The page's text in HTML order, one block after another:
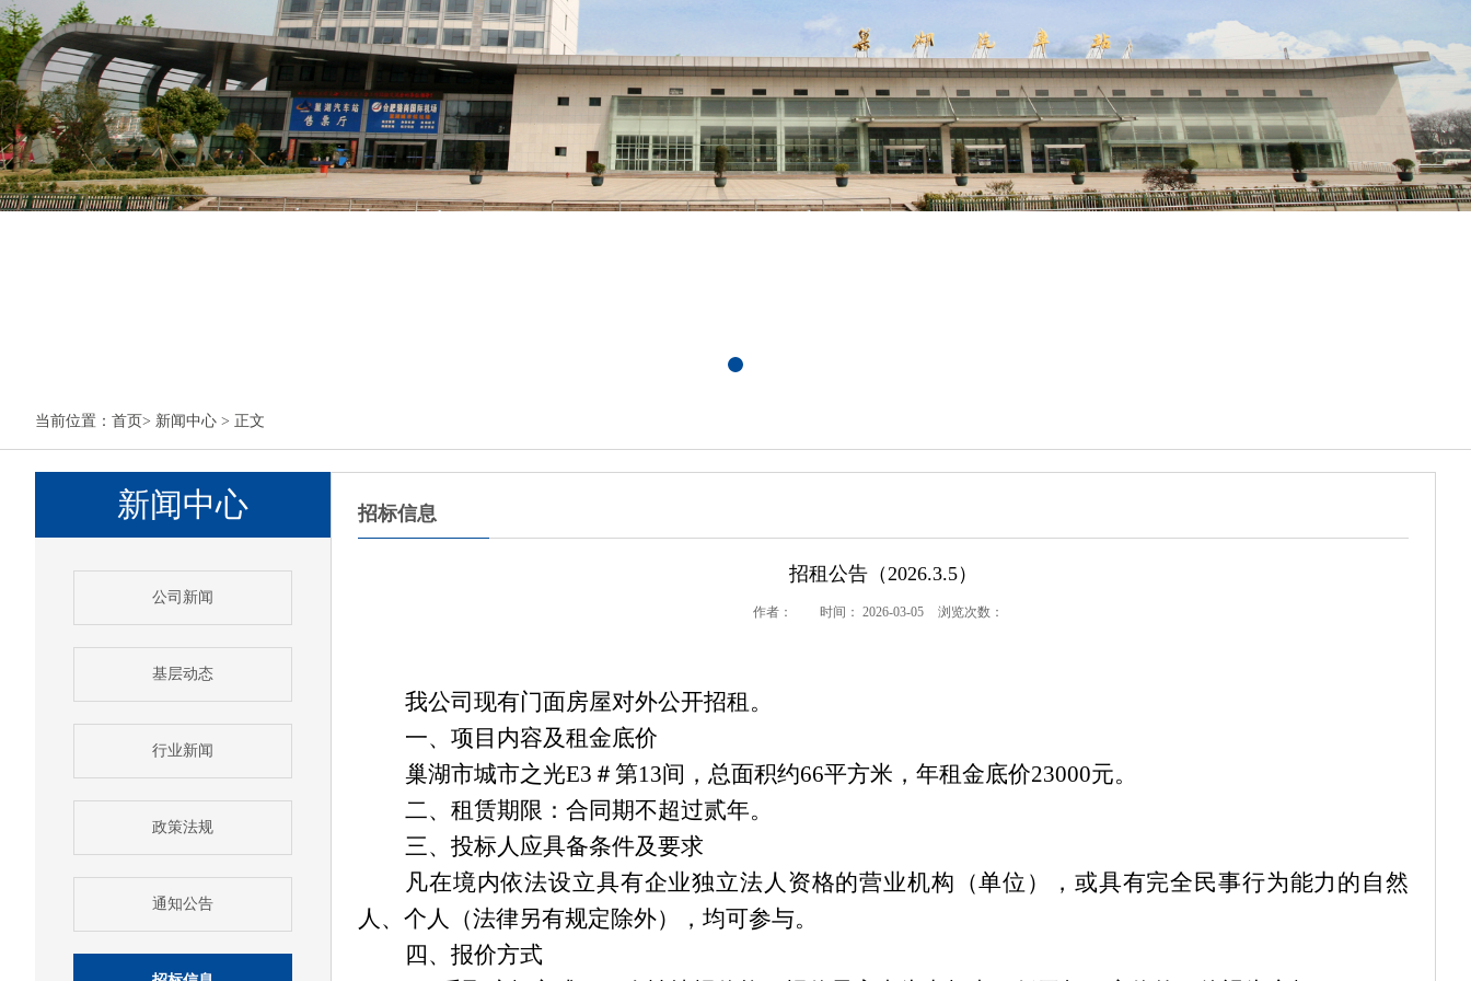
当前位置： 首页> 新闻中心 > 正文
新闻中心
公司新闻
基层动态
行业新闻
政策法规
通知公告
招标信息
招租公告（2026.3.5）
作者： 时间： 2026-03-05 浏览次数：
我公司 现有门面房屋对外公开招租。
一、项目内容及租金底价
巢湖市城市之光E3＃第13间， 总面积约66平方米， 年租金底价23000元。
二、租赁期限：合同期不超过贰年。
三、投标人应具备条件及要求
凡在境内依法设立具有企业独立法人资格的营业机构（单位），或具有完全民事行为能力的自然
人、个人（法律另有规定除外），均可参与。
四、报价方式